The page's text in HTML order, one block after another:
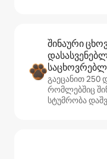
შინაური
გაეცანით 250
რომლებშიც
სტუმრობა